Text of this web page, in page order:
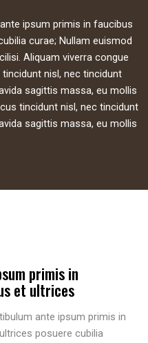
ipsum primis in faucibus
curae; Nullam euismod
Aliquam viverra congue
nisl, nec tincidunt
sagittis massa, eu mollis
tincidunt nisl, nec tincidunt
sagittis massa, eu mollis
primis in
et ultrices
ante ipsum primis in
posuere cubilia